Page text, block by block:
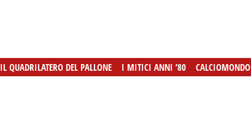
IL QUADRILATERO DEL PALLONE I MITICI ANNI ’80 CALCIOMONDO
IL QUADRILATERO DEL PALLONE I MITICI ANNI ’80 CALCIOMONDO